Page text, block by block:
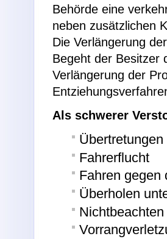
Behörde eine
neben zusätzlichen
Die Verlängerung
Begeht der Besitzer
Verlängerung der
Als schwerer
Fahrerflucht
Fahren gegen
Überholen